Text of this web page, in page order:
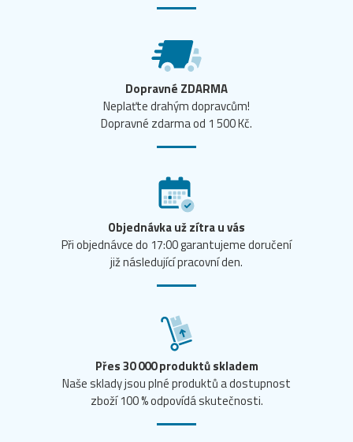
Dopravné ZDARMA
Neplaťte drahým dopravcům!
Dopravné zdarma od 1 500 Kč.
Objednávka už zítra u vás
Při objednávce do 17:00 garantujeme doručení
již následující pracovní den.
Přes 30 000 produktů skladem
Naše sklady jsou plné produktů a dostupnost
zboží 100 % odpovídá skutečnosti.